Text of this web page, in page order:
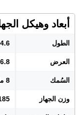
أبعاد وهيكل
الطول
العرض 76.8
السُمك 8 ملم
وزن الجهاز 185